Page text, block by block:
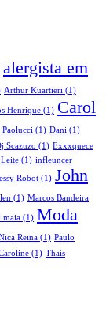
alergista em
Arthur Kuartieri (1)
Henrique (1) Carol
(1) Dani (1)
Scazuzo (1) Exxxquece
(1) infleuncer
Robot (1) John
(1) Marcos Bandeira
maia (1) Moda
Reina (1) Paulo
(1) Thaís